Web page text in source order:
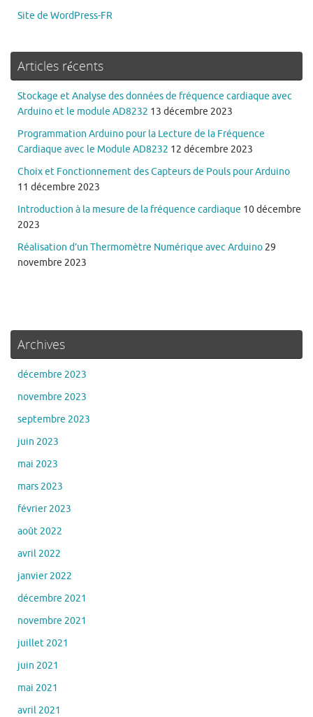
Site de WordPress-FR
Articles récents
Stockage et Analyse des données de fréquence cardiaque avec
Arduino et le module AD8232 13 décembre 2023
Programmation Arduino pour la Lecture de la Fréquence
Cardiaque avec le Module AD8232 12 décembre 2023
Choix et Fonctionnement des Capteurs de Pouls pour Arduino
11 décembre 2023
Introduction à la mesure de la fréquence cardiaque 10 décembre
2023
Réalisation d’un Thermomètre Numérique avec Arduino 29
novembre 2023
Archives
décembre 2023
novembre 2023
septembre 2023
juin 2023
mai 2023
mars 2023
février 2023
août 2022
avril 2022
janvier 2022
décembre 2021
novembre 2021
juillet 2021
juin 2021
mai 2021
avril 2021